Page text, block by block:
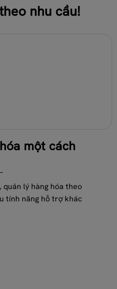
nhu cầu!
một cách
quản lý hàng hóa theo
tính năng hỗ trợ khác